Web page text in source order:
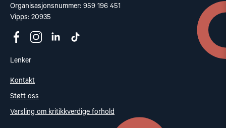
Organisasjonsnummer: 959 196 451
Vipps: 20935
Lenker
Kontakt
Støtt oss
Varsling om kritikkverdige forhold